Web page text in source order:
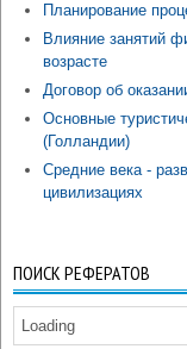
Планирование
Влияние занятий
возрасте
Договор об
Основные
(Голландии)
Средние века -
цивилизациях
ПОИСК РЕФЕРАТОВ
Loading